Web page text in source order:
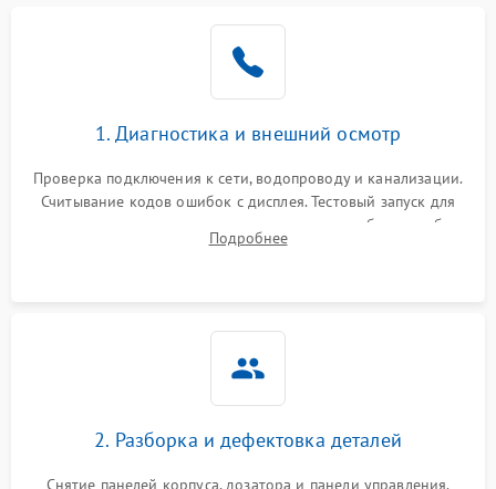
1. Диагностика и внешний осмотр
Проверка подключения к сети, водопроводу и канализации.
Считывание кодов ошибок с дисплея. Тестовый запуск для
выявления посторонних шумов, протечек или сбоев в работе
электронного модуля управления.
Подробнее
2. Разборка и дефектовка деталей
Снятие панелей корпуса, дозатора и панели управления.